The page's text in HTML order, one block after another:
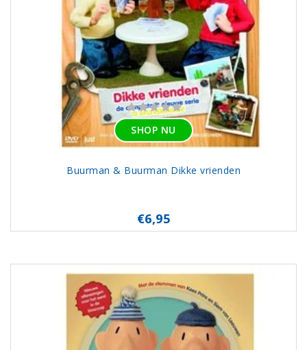
SHOP NU
Buurman & Buurman Dikke vrienden
€6,95